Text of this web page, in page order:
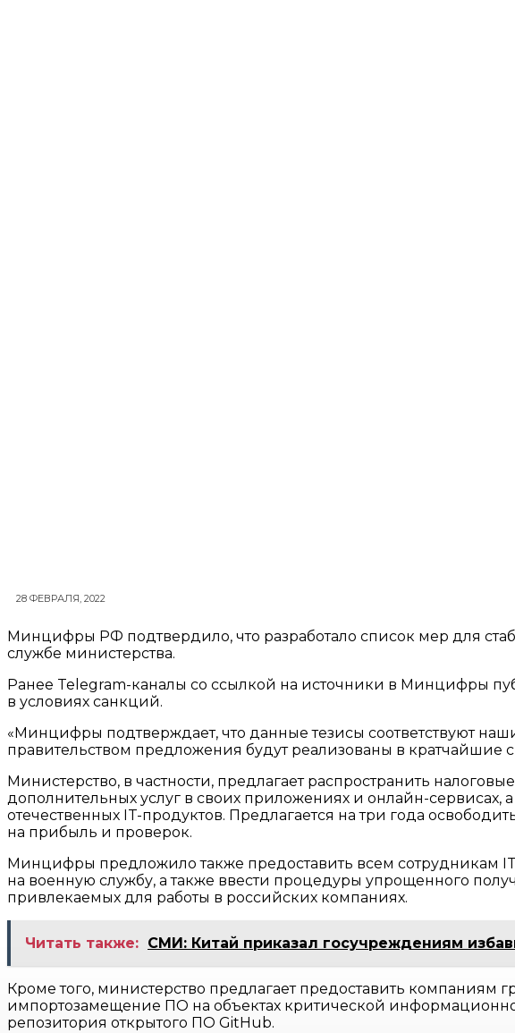
28 ФЕВРАЛЯ, 2022
Минцифры РФ подтвердило, что разработало список мер для
службе министерства.
Ранее Telegram-каналы со ссылкой на источники в Минцифры
в условиях санкций.
«Минцифры подтверждает, что данные тезисы соответствуют
правительством предложения будут реализованы в кратчайшие
Министерство, в частности, предлагает распространить
дополнительных услуг в своих приложениях и онлайн-сервисах,
отечественных IT-продуктов. Предлагается на три года
на прибыль и проверок.
Минцифры предложило также предоставить всем сотрудникам
на военную службу, а также ввести процедуры упрощенного
привлекаемых для работы в российских компаниях.
Читать также: СМИ: Китай приказал госучреждениям
Кроме того, министерство предлагает предоставить компаниям
импортозамещение ПО на объектах критической
репозитория открытого ПО GitHub.